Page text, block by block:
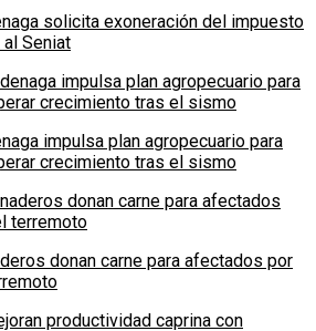
solicita exoneración del impuesto
al Seniat
impulsa plan agropecuario para
crecimiento tras el sismo
donan carne para afectados por